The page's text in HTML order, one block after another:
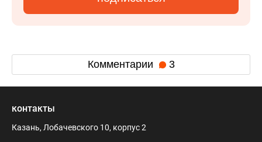
Комментарии 3
контакты
Казань, Лобачевского 10, корпус 2